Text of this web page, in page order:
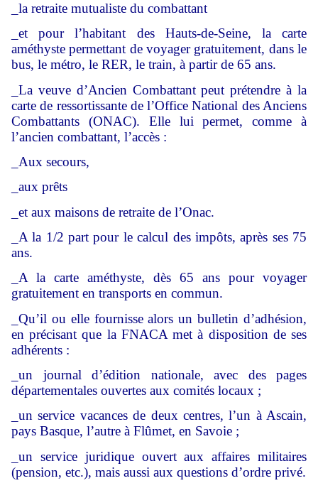
_la retraite mutualiste du combattant
_et pour l’habitant des Hauts-de-Seine, la carte
améthyste permettant de voyager gratuitement, dans le
bus, le métro, le RER, le train, à partir de 65 ans.
_La veuve d’Ancien Combattant peut prétendre à la
carte de ressortissante de l’Office National des Anciens
Combattants (ONAC). Elle lui permet, comme à
l’ancien combattant, l’accès :
_Aux secours,
_aux prêts
_et aux maisons de retraite de l’Onac.
_A la 1/2 part pour le calcul des impôts, après ses 75
ans.
_A la carte améthyste, dès 65 ans pour voyager
gratuitement en transports en commun.
_Qu’il ou elle fournisse alors un bulletin d’adhésion,
en précisant que la FNACA met à disposition de ses
adhérents :
_un journal d’édition nationale, avec des pages
départementales ouvertes aux comités locaux ;
_un service vacances de deux centres, l’un à Ascain,
pays Basque, l’autre à Flûmet, en Savoie ;
_un service juridique ouvert aux affaires militaires
(pension, etc.), mais aussi aux questions d’ordre privé.